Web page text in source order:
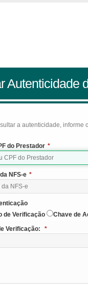
Autenticidade
a autenticidade, informe
do Prestador *
NFS-e *
de Verificação
Chave de
Verificação:
*